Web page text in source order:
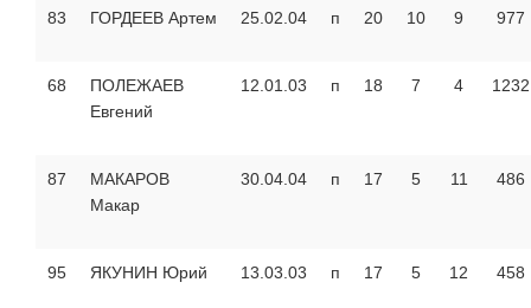
83 ГОРДЕЕВ Артем 25.02.04 п 20 10 9 977
68
ПОЛЕЖАЕВ
Евгений
12.01.03 п 18 7 4 1232
87
МАКАРОВ
Макар
30.04.04 п 17 5 11 486
95 ЯКУНИН Юрий 13.03.03 п 17 5 12 458